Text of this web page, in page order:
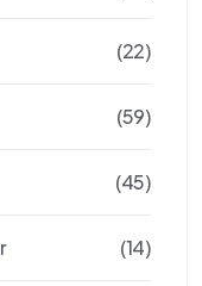
(22)
(59)
(45)
(14)